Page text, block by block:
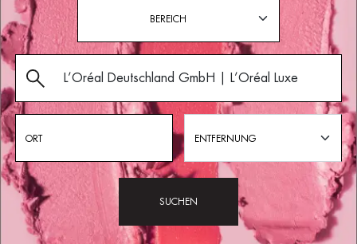
BEREICH
ENTFERNUNG
SUCHEN